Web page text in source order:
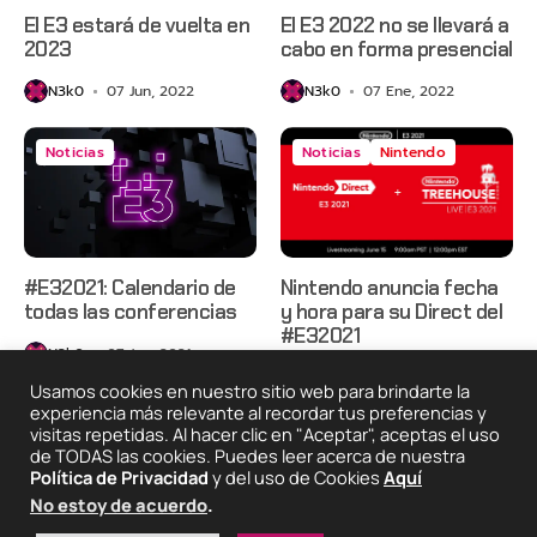
El E3 estará de vuelta en
2023
N3k0 07 Jun, 2022
El E3 2022 no se llevará a
cabo en forma presencial
N3k0 07 Ene, 2022
Noticias
#E32021: Calendario de
todas las conferencias
N3k0 07 Jun, 2021
Noticias Nintendo
Nintendo anuncia fecha
y hora para su Direct del
#E32021
2025 © Degeneraciónx.com | Anime, Games & Nothing
Else
Quiénes
Somos
Condiciones De
Uso Privacidad
Usamos cookies en nuestro sitio web para brindarte la
experiencia más relevante al recordar tus preferencias y
visitas repetidas. Al hacer clic en "Aceptar", aceptas el uso
de TODAS las cookies. Puedes leer acerca de nuestra
Política de Privacidad y del uso de Cookies Aquí
No estoy de acuerdo.